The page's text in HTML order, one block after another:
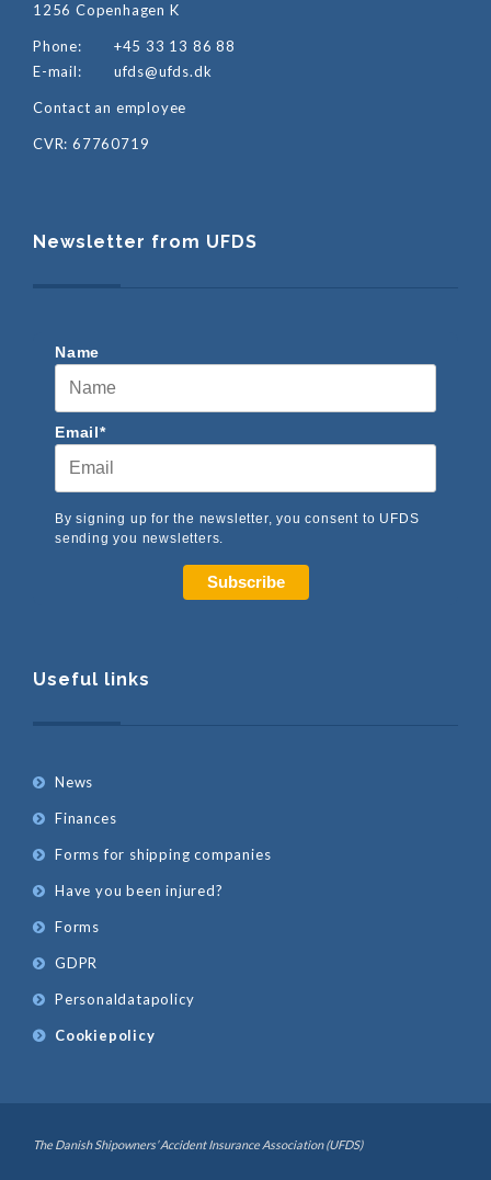
1256 Copenhagen K
Phone:
+45 33 13 86 88
E-mail:
ufds@ufds.dk
Contact an employee
CVR: 67760719
Newsletter from UFDS
Name
Email*
By signing up for the newsletter, you consent to UFDS
sending you newsletters.
Subscribe
Useful links
News
Finances
Forms for shipping companies
Have you been injured?
Forms
GDPR
Personaldatapolicy
Cookiepolicy
The Danish Shipowners’ Accident Insurance Association (UFDS)